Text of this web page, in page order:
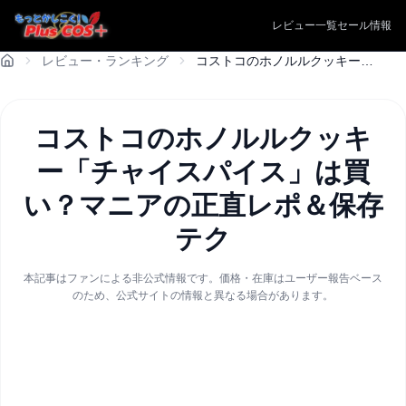
レビュー一覧セール情報
レビュー・ランキング
コストコのホノルルクッキ
ー「チャイスパイス」は買
い？マニアの正直レポ＆保存
テク
本記事はファンによる非公式情報です。価格・在庫はユーザー報告ベース
のため、公式サイトの情報と異なる場合があります。